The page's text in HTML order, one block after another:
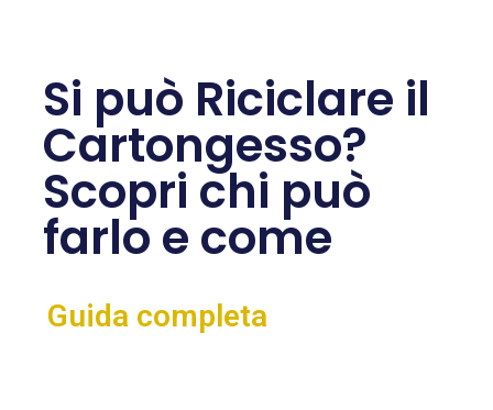
Si può Riciclare il
Cartongesso?
Scopri chi può
farlo e come
Guida completa